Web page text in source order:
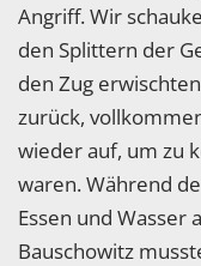
Angriff. Wir
den Splittern der
den Zug
zurück,
wieder auf, um zu
waren. Während
Essen und
Bauschowitz